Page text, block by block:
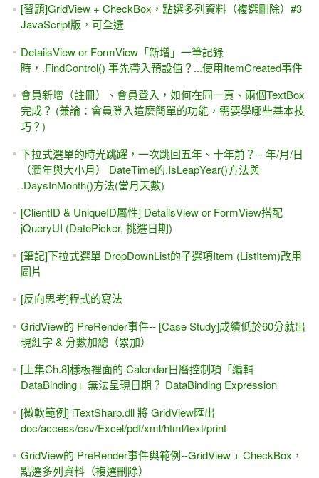
[習題]GridView + CheckBox，點選多列資料（複選刪除）#3
JavaScript版，可全選
DetailsView or FormView「新增」一筆記錄
時，.FindControl() 事先帶入預設值？...使用ItemCreated事件
會員新增（註冊）、會員登入，如何在同一頁、兩個TextBox
完成？ (兼論：會員登入這麼簡單的功能，需要學哪些基本技
巧？)
下拉式選單的時光跳躍，一次跳回五年、十年前？-- 年/月/日
（潤年與大小月） DateTime的.IsLeapYear()方法與
.DaysInMonth()方法(當月天數)
[ClientID & UniqueID屬性] DetailsView or FormView搭配
jQueryUI (DatePicker, 挑選日期)
[筆記]下拉式選單 DropDownList的子選項Item (ListItem)改用
圖片
[反向思考]程式的寫法
GridView的 PreRender事件-- [Case Study]成績低於60分就出
現紅字 & 分數加總（累加）
[上集Ch.8]樣板裡面的 Calendar日曆控制項「編輯
DataBinding」無法呈現日期？ DataBinding Expression
[微軟範例] iTextSharp.dll 將 GridView匯出
doc/access/csv/Excel/pdf/xml/html/text/print
GridView的 PreRender事件與範例--GridView + CheckBox，
點選多列資料（複選刪除）